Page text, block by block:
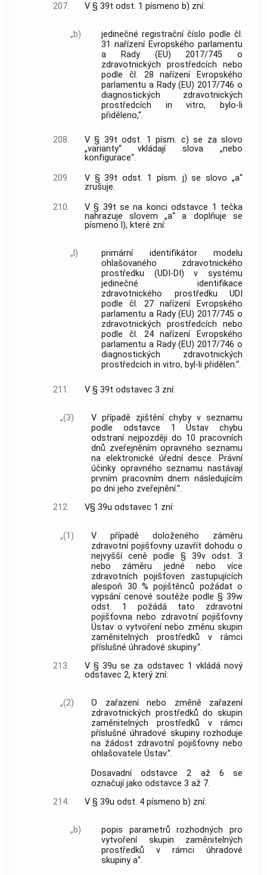
207.
V § 39t odst. 1 písmeno b) zní:
„b)
jedinečné registrační číslo podle čl.
31 nařízení Evropského parlamentu
a Rady (EU) 2017/745 o
zdravotnických prostředcích nebo
podle čl. 28 nařízení Evropského
parlamentu a Rady (EU) 2017/746 o
diagnostických zdravotnických
prostředcích in vitro, bylo-li
přiděleno,“.
208.
V § 39t odst. 1 písm. c) se za slovo
„varianty“ vkládají slova „nebo
konfigurace“.
209.
V § 39t odst. 1 písm. j) se slovo „a“
zrušuje.
210.
V § 39t se na konci odstavce 1 tečka
nahrazuje slovem „a“ a doplňuje se
písmeno l), které zní:
„l)
primární identifikátor modelu
ohlašovaného zdravotnického
prostředku (UDI-DI) v systému
jedinečné identifikace
zdravotnického prostředku UDI
podle čl. 27 nařízení Evropského
parlamentu a Rady (EU) 2017/745 o
zdravotnických prostředcích nebo
podle čl. 24 nařízení Evropského
parlamentu a Rady (EU) 2017/746 o
diagnostických zdravotnických
prostředcích in vitro, byl-li přidělen.“.
211. V § 39t odstavec 3 zní:
„(3)
V případě zjištění chyby v seznamu
podle odstavce 1 Ústav chybu
odstraní nejpozději do 10 pracovních
dnů zveřejněním opravného seznamu
na elektronické úřední desce. Právní
účinky opravného seznamu nastávají
prvním pracovním dnem následujícím
po dni jeho zveřejnění.“.
212.
V§ 39u odstavec 1 zní:
„(1)
V případě doloženého záměru
zdravotní pojišťovny uzavřít dohodu o
nejvyšší ceně podle § 39v odst. 3
nebo záměru jedné nebo více
zdravotních pojišťoven zastupujících
alespoň 30 % pojištěnců požádat o
vypsání cenové soutěže podle § 39w
odst. 1 požádá tato zdravotní
pojišťovna nebo zdravotní pojišťovny
Ústav o vytvoření nebo změnu skupin
zaměnitelných prostředků v rámci
příslušné úhradové skupiny.“.
213.
V § 39u se za odstavec 1 vkládá nový
odstavec 2, který zní:
„(2)
O zařazení nebo změně zařazení
zdravotnických prostředků do skupin
zaměnitelných prostředků v rámci
příslušné úhradové skupiny rozhoduje
na žádost zdravotní pojišťovny nebo
ohlašovatele Ústav.“.
Dosavadní odstavce 2 až 6 se
označují jako odstavce 3 až 7.
214.
V § 39u odst. 4 písmeno b) zní:
„b)
popis parametrů rozhodných pro
vytvoření skupin zaměnitelných
prostředků v rámci úhradové
skupiny a“.